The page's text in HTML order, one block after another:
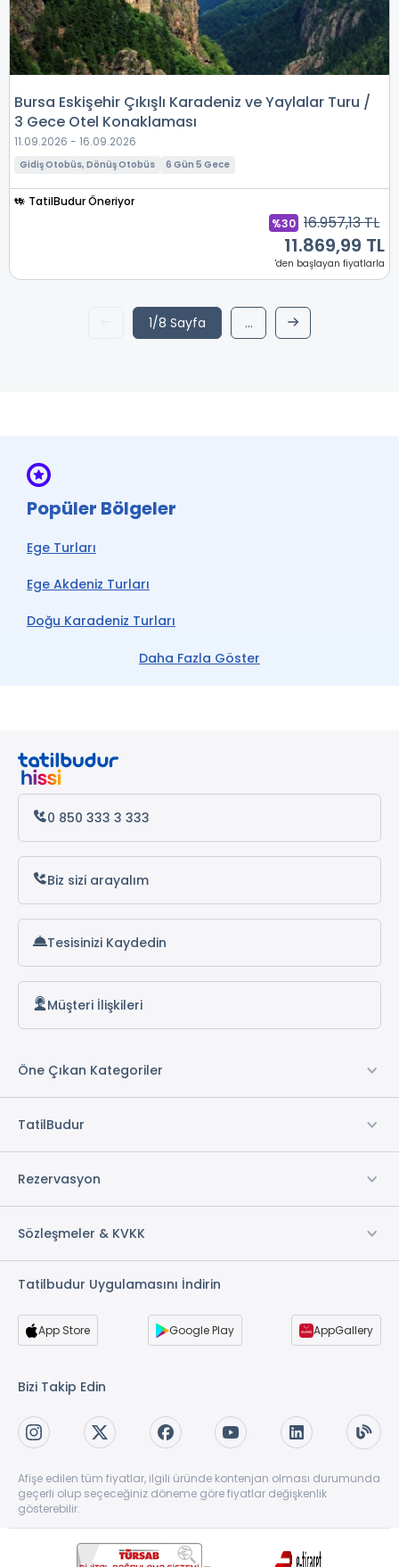
Bursa Eskişehir Çıkışlı Karadeniz ve Yaylalar Turu /
3 Gece Otel Konaklaması
11.09.2026 - 16.09.2026
Gidiş Otobüs, Dönüş Otobüs 6 Gün 5 Gece
TatilBudur Öneriyor
%30 16.957,13 TL
11.869,99 TL
'den başlayan fiyatlarla
1/8 Sayfa ...
Daha Fazla Göster
Popüler Bölgeler
Ege Turları
Ege Akdeniz Turları
Doğu Karadeniz Turları
Rize Turları
Akdeniz Turları
Antalya Turları
Ordu Turları
Marmaris Turları
Akyaka Turları
Amasya Turları
İç Anadolu Turları
Giresun Turları
Kaş Turları
Bozcaada Turları
Foça Turları
Ayvalık Turları
Çanakkale Turları
0 850 333 3 333
Biz sizi arayalım
Tesisinizi Kaydedin
Müşteri İlişkileri
Öne Çıkan Kategoriler
TatilBudur
Rezervasyon
Sözleşmeler & KVKK
Tatilbudur Uygulamasını İndirin
App Store Google Play AppGallery
Bizi Takip Edin
Afişe edilen tüm fiyatlar, ilgili üründe kontenjan olması durumunda
geçerli olup seçeceğiniz döneme göre fiyatlar değişkenlik
gösterebilir.